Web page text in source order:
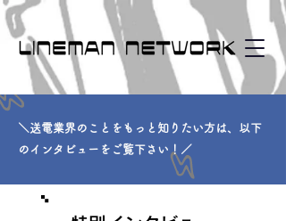
＼送電業界のことをもっと知りたい方は、以下
のインタビューをご覧下さい！／